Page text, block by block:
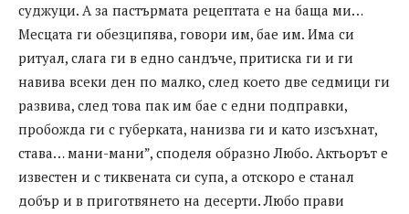
суджуци. А за пастърмата рецептата е на баща ми…
Месцата ги обезципява, говори им, бае им. Има си
ритуал, слага ги в едно сандъче, притиска ги и ги
навива всеки ден по малко, след което две седмици ги
развива, след това пак им бае с едни подправки,
пробожда ги с губерката, нанизва ги и като изсъхнат,
става… мани-мани”, споделя образно Любо. Актьорът е
известен и с тиквената си супа, а отскоро е станал
добър и в приготвянето на десерти. Любо прави